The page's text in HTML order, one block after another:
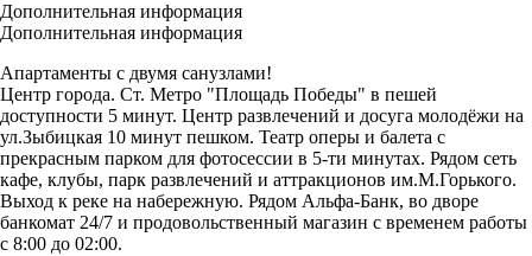
Дополнительная информация
Дополнительная информация
Апартаменты с двумя санузлами!
Центр города. Ст. Метро "Площадь Победы" в пешей
доступности 5 минут. Центр развлечений и досуга молодёжи на
ул.Зыбицкая 10 минут пешком. Театр оперы и балета с
прекрасным парком для фотосессии в 5-ти минутах. Рядом сеть
кафе, клубы, парк развлечений и аттракционов им.М.Горького.
Выход к реке на набережную. Рядом Альфа-Банк, во дворе
банкомат 24/7 и продовольственный магазин с временем работы
с 8:00 до 02:00.